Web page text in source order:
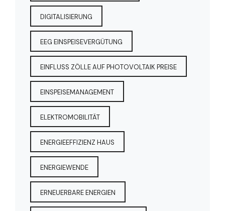
DIGITALISIERUNG
EEG EINSPEISEVERGÜTUNG
EINFLUSS ZÖLLE AUF PHOTOVOLTAIK PREISE
EINSPEISEMANAGEMENT
ELEKTROMOBILITÄT
ENERGIEEFFIZIENZ HAUS
ENERGIEWENDE
ERNEUERBARE ENERGIEN